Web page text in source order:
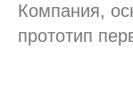
Компания,
прототип